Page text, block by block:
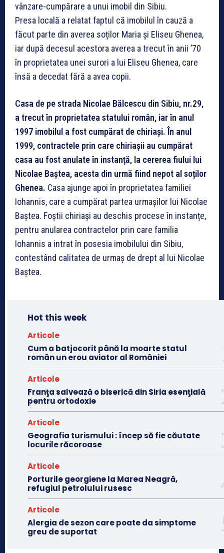
vânzare-cumpărare a unui imobil din Sibiu.
Presa locală a relatat faptul că imobilul în cauză a
făcut parte din averea soților Maria și Eliseu Ghenea,
iar după decesul acestora averea a trecut în anii ’70
în proprietatea unei surori a lui Eliseu Ghenea, care
însă a decedat fără a avea copii.
Casa de pe strada Nicolae Bălcescu din Sibiu, nr.29,
a trecut în proprietatea statului român, iar în anul
1997 imobilul a fost cumpărat de chiriași. În anul
1999, contractele prin care chiriașii au cumpărat
casa au fost anulate în instanță, la cererea fiului lui
Nicolae Baștea, acesta din urmă fiind nepot al soților
Ghenea. Casa ajunge apoi în proprietatea familiei
Iohannis, care a cumpărat partea urmașilor lui Nicolae
Baștea. Foștii chiriași au deschis procese în instanțe,
pentru anularea contractelor prin care familia
Iohannis a intrat în posesia imobilului din Sibiu,
contestând calitatea de urmaș de drept al lui Nicolae
Baștea.
Hot this week
Articole
Cum a batjocorit până la moarte statul
român un erou aviator al României
Articole
Franţa salvează o biserică din Siria esenţială
pentru ortodoxie
Articole
Geografia turismului : încep să fie căutate
locurile răcoroase
Articole
Porturile georgiene la Marea Neagră,
refugiul petrolului rusesc
Articole
Alergia de sezon care poate da simptome
greu de suportat